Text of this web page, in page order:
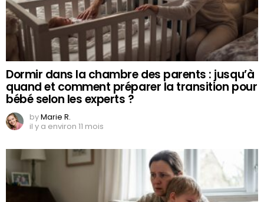
Dormir dans la chambre des parents : jusqu’à
quand et comment préparer la transition pour
bébé selon les experts ?
byMarie R.
il y a environ 11 mois